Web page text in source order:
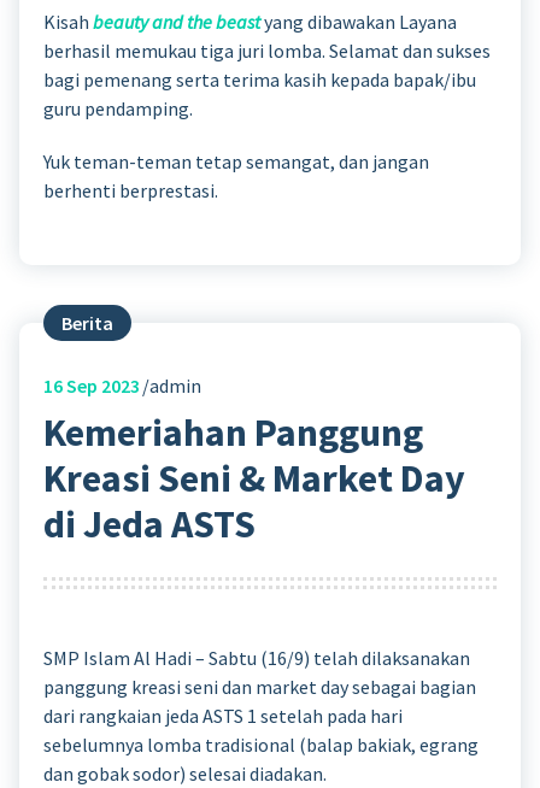
Kisah beauty and the beastyang dibawakan Layana
berhasil memukau tiga juri lomba. Selamat dan sukses
bagi pemenang serta terima kasih kepada bapak/ibu
guru pendamping.
Yuk teman-teman tetap semangat, dan jangan
berhenti berprestasi.
Berita
16Sep 2023 admin
Kemeriahan Panggung
Kreasi Seni & Market Day
di Jeda ASTS
SMP Islam Al Hadi – Sabtu (16/9) telah dilaksanakan
panggung kreasi seni dan market day sebagai bagian
dari rangkaian jeda ASTS 1 setelah pada hari
sebelumnya lomba tradisional (balap bakiak, egrang
dan gobak sodor) selesai diadakan.